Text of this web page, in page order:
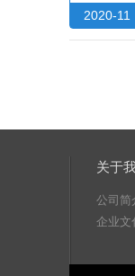
2020-11
关于
公司简
企业文